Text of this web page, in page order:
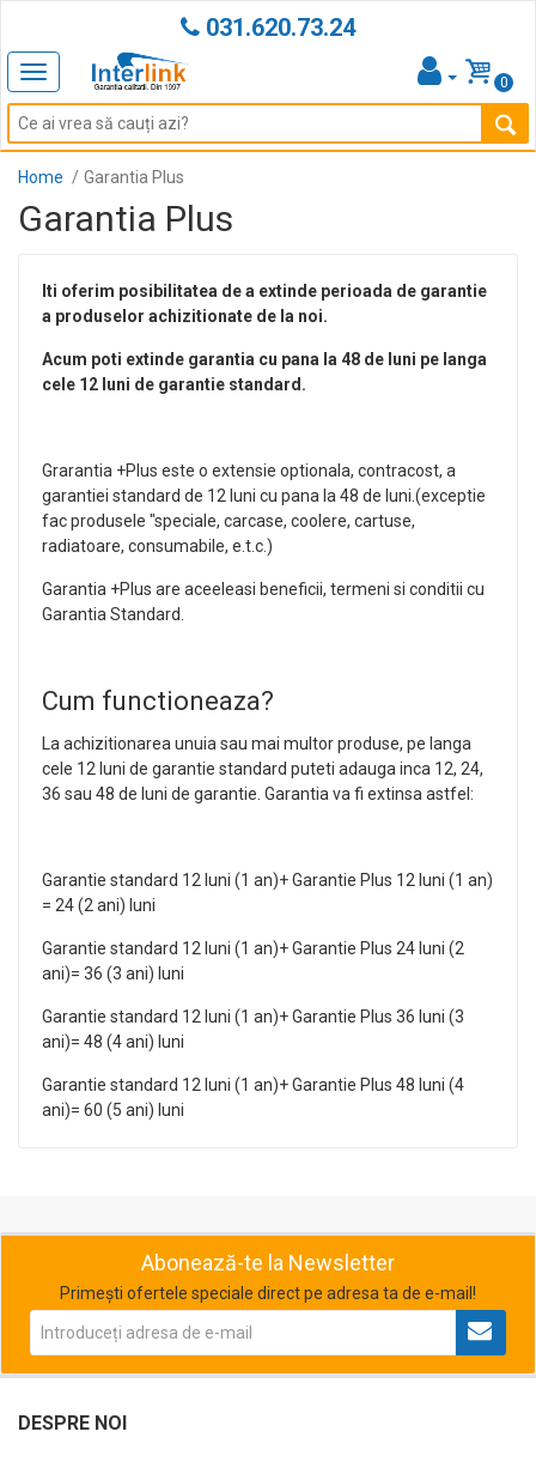
031.620.73.24
Toggle
navigation
0
Home Garantia Plus
Garantia Plus
Iti oferim posibilitatea de a extinde perioada de garantie
a produselor achizitionate de la noi.
Acum poti extinde garantia cu pana la 48 de luni pe langa
cele 12 luni de garantie standard.
Grarantia +Plus este o extensie optionala, contracost, a
garantiei standard de 12 luni cu pana la 48 de luni.(exceptie
fac produsele "speciale, carcase, coolere, cartuse,
radiatoare, consumabile, e.t.c.)
Garantia +Plus are aceeleasi beneficii, termeni si conditii cu
Garantia Standard.
Cum functioneaza?
La achizitionarea unuia sau mai multor produse, pe langa
cele 12 luni de garantie standard puteti adauga inca 12, 24,
36 sau 48 de luni de garantie. Garantia va fi extinsa astfel:
Garantie standard 12 luni (1 an)+ Garantie Plus 12 luni (1 an)
= 24 (2 ani) luni
Garantie standard 12 luni (1 an)+ Garantie Plus 24 luni (2
ani)= 36 (3 ani) luni
Garantie standard 12 luni (1 an)+ Garantie Plus 36 luni (3
ani)= 48 (4 ani) luni
Garantie standard 12 luni (1 an)+ Garantie Plus 48 luni (4
ani)= 60 (5 ani) luni
Abonează-te la Newsletter
Primești ofertele speciale direct pe adresa ta de e-mail!
DESPRE NOI